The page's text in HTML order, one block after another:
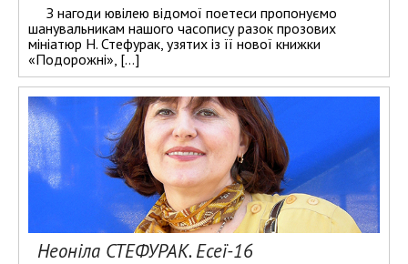
З нагоди ювілею відомої поетеси пропонуємо
шанувальникам нашого часопису разок прозових
мініатюр Н. Стефурак, узятих із її нової книжки
«Подорожні», […]
Неоніла СТЕФУРАК. Есеї-16